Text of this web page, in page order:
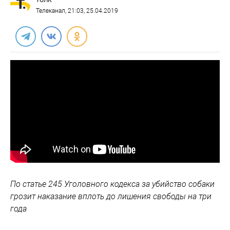
Телеканал, 21:03, 25.04.2019
По статье 245 Уголовного кодекса за убийство собаки
грозит наказание вплоть до лишения свободы на три
года